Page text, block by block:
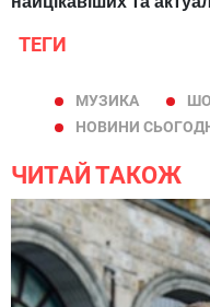
ТЕГИ
МУЗИКА
НОВИНИ
ЧИТАЙ ТАКОЖ